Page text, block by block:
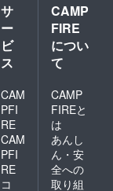
サ
ー
ビ
ス
CAM
PFI
RE
CAM
PFI
RE
コ
CAMP
FIRE
につい
て
CAMP
FIREと
は
あんし
ん・安
全への
取り組